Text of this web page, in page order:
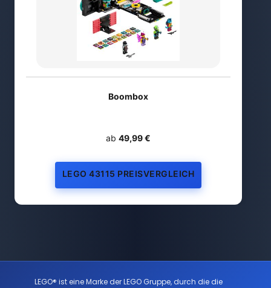
Boombox
ab 49,99 €
LEGO 43115 PREISVERGLEICH
LEGO® ist eine Marke der LEGO Gruppe, durch die die